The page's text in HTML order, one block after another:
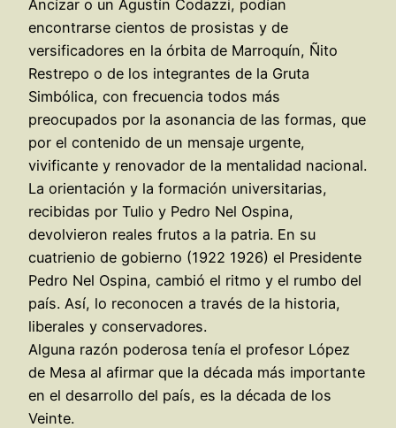
Ancízar o un Agustín Codazzi, podían
encontrarse cientos de prosistas y de
versificadores en la órbita de Marroquín, Ñito
Restrepo o de los integrantes de la Gruta
Simbólica, con frecuencia todos más
preocupados por la asonancia de las formas, que
por el contenido de un mensaje urgente,
vivificante y renovador de la mentalidad nacional.
La orientación y la formación universitarias,
recibidas por Tulio y Pedro Nel Ospina,
devolvieron reales frutos a la patria. En su
cuatrienio de gobierno (1922 1926) el Presidente
Pedro Nel Ospina, cambió el ritmo y el rumbo del
país. Así, lo reconocen a través de la historia,
liberales y conservadores.
Alguna razón poderosa tenía el profesor López
de Mesa al afirmar que la década más importante
en el desarrollo del país, es la década de los
Veinte.